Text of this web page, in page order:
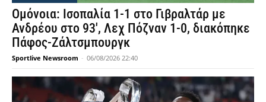
Ομόνοια: Ισοπαλία 1-1 στο Γιβραλτάρ με
Ανδρέου στο 93′, Λεχ Πόζναν 1-0, διακόπηκε
Πάφος-Ζάλτσμπουργκ
Sportlive Newsroom - 06/08/2026 22:40